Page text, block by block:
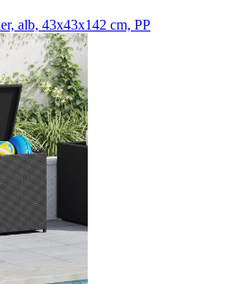
alb, 43x43x142 cm, PP